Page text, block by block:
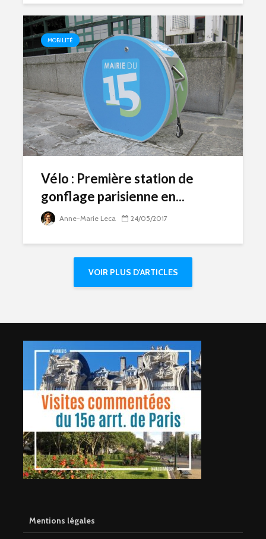
MOBILITÉ
Vélo : Première station de
gonflage parisienne en...
Anne-Marie Leca 24/05/2017
VOIR PLUS D'ARTICLES
Mentions légales